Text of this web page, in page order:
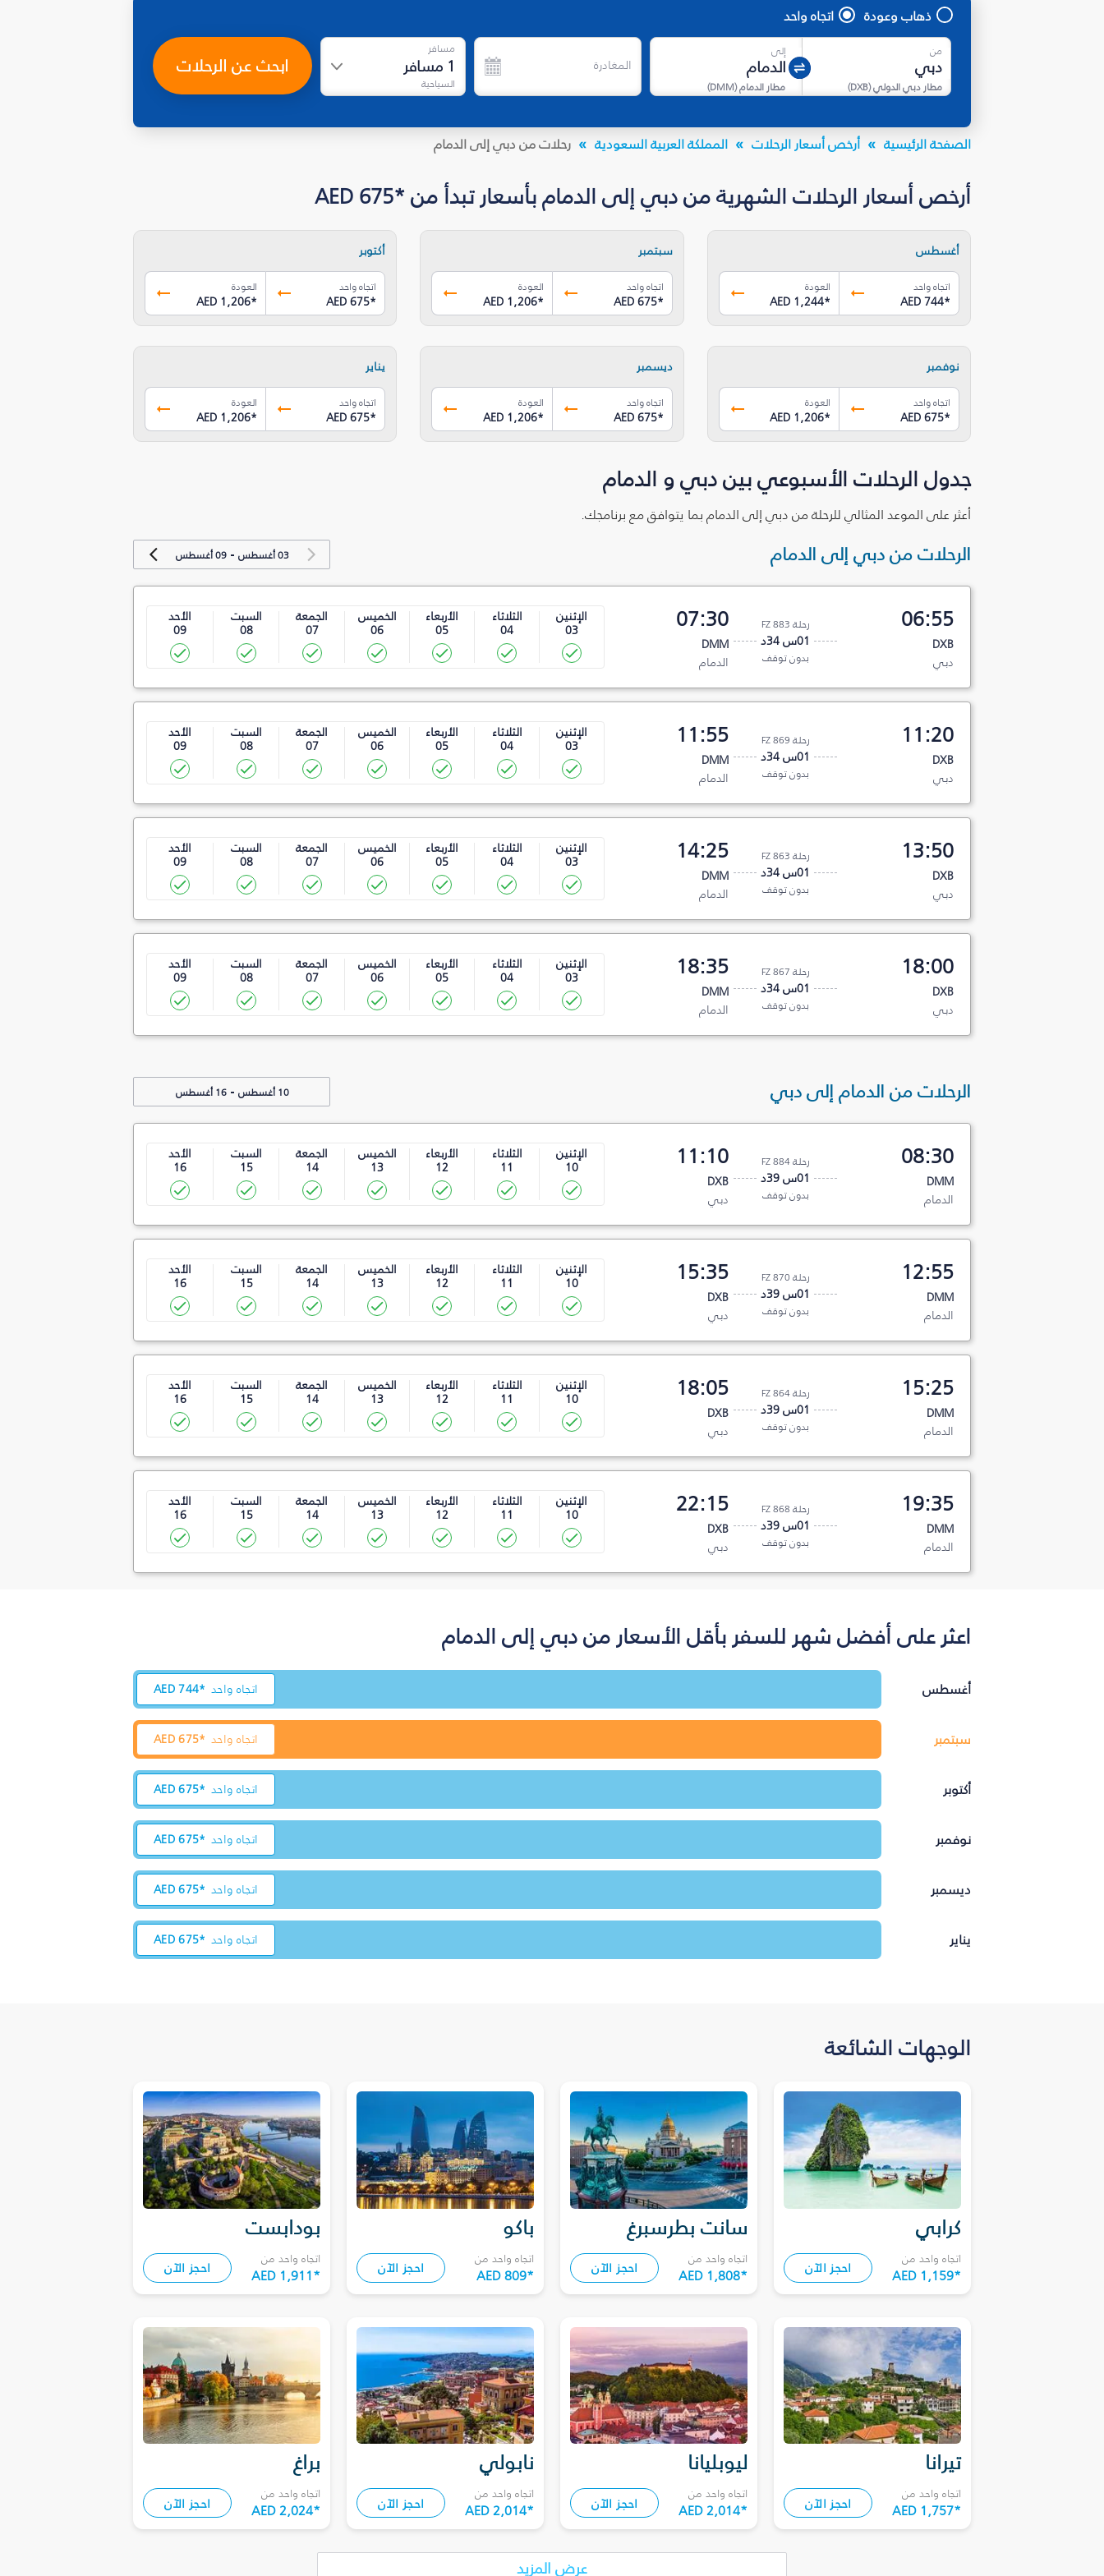
ذهاب وعودة اتجاه واحد
من
مطار دبي الدولي(
DXB
)
إلى
مطار الدمام(
DMM
)
المغادرة
مسافر
1 مسافر
السياحية
ابحث عن الرحلات
الصفحة الرئيسية أرخص أسعار الرحلات المملكة العربية السعودية رحلات من دبي إلى الدمام
أرخص أسعار الرحلات الشهرية من دبي إلى الدمام بأسعار تبدأ من *AED 675
أغسطس
اتجاه واحد
AED 744*
العودة
AED 1,244*
سبتمبر
اتجاه واحد
AED 675*
العودة
AED 1,206*
أكتوبر
اتجاه واحد
AED 675*
العودة
AED 1,206*
نوفمبر
اتجاه واحد
AED 675*
العودة
AED 1,206*
ديسمبر
اتجاه واحد
AED 675*
العودة
AED 1,206*
يناير
اتجاه واحد
AED 675*
العودة
AED 1,206*
جدول الرحلات الأسبوعي بين دبي و الدمام
أعثر على الموعد المثالي للرحلة من دبي إلى الدمام بما يتوافق مع برنامجك.
الرحلات من دبي إلى الدمام 03 أغسطس -09 أغسطس
06:55
DXB
دبي
رحلة FZ 883
01س 34د
بدون توقف
07:30
DMM
الدمام
الإثنين
03
الثلاثاء
04
الأربعاء
05
الخميس
06
الجمعة
07
السبت
08
الأحد
09
11:20
DXB
دبي
رحلة FZ 869
01س 34د
بدون توقف
11:55
DMM
الدمام
الإثنين
03
الثلاثاء
04
الأربعاء
05
الخميس
06
الجمعة
07
السبت
08
الأحد
09
13:50
DXB
دبي
رحلة FZ 863
01س 34د
بدون توقف
14:25
DMM
الدمام
الإثنين
03
الثلاثاء
04
الأربعاء
05
الخميس
06
الجمعة
07
السبت
08
الأحد
09
18:00
DXB
دبي
رحلة FZ 867
01س 34د
بدون توقف
18:35
DMM
الدمام
الإثنين
03
الثلاثاء
04
الأربعاء
05
الخميس
06
الجمعة
07
السبت
08
الأحد
09
الرحلات من الدمام إلى دبي 10 أغسطس -16 أغسطس
08:30
DMM
الدمام
رحلة FZ 884
01س 39د
بدون توقف
11:10
DXB
دبي
الإثنين
10
الثلاثاء
11
الأربعاء
12
الخميس
13
الجمعة
14
السبت
15
الأحد
16
12:55
DMM
الدمام
رحلة FZ 870
01س 39د
بدون توقف
15:35
DXB
دبي
الإثنين
10
الثلاثاء
11
الأربعاء
12
الخميس
13
الجمعة
14
السبت
15
الأحد
16
15:25
DMM
الدمام
رحلة FZ 864
01س 39د
بدون توقف
18:05
DXB
دبي
الإثنين
10
الثلاثاء
11
الأربعاء
12
الخميس
13
الجمعة
14
السبت
15
الأحد
16
19:35
DMM
الدمام
رحلة FZ 868
01س 39د
بدون توقف
22:15
DXB
دبي
الإثنين
10
الثلاثاء
11
الأربعاء
12
الخميس
13
الجمعة
14
السبت
15
الأحد
16
اعثر على أفضل شهر للسفر بأقل الأسعار من دبي إلى الدمام
أغسطس اتجاه واحد AED 744*
سبتمبر اتجاه واحد AED 675*
أكتوبر اتجاه واحد AED 675*
نوفمبر اتجاه واحد AED 675*
ديسمبر اتجاه واحد AED 675*
يناير اتجاه واحد AED 675*
الوجهات الشائعة
كرابي
اتجاه واحد من
AED 1,159* احجز الآن
سانت بطرسبرغ
اتجاه واحد من
AED 1,808* احجز الآن
باكو
اتجاه واحد من
AED 809* احجز الآن
بودابست
اتجاه واحد من
AED 1,911* احجز الآن
تيرانا
اتجاه واحد من
AED 1,757* احجز الآن
ليوبليانا
اتجاه واحد من
AED 2,014* احجز الآن
نابولي
اتجاه واحد من
AED 2,014* احجز الآن
براغ
اتجاه واحد من
AED 2,024* احجز الآن
عرض المزيد